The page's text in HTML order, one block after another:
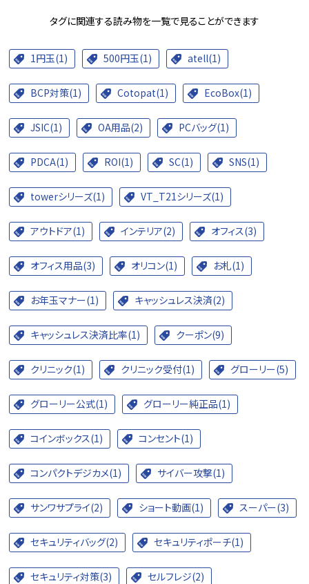
タグに関連する読み物を一覧で見ることができます
1円玉(1) 500円玉(1) atell(1)
BCP対策(1) Cotopat(1) EcoBox(1)
JSIC(1) OA用品(2) PCバッグ(1)
PDCA(1) ROI(1) SC(1) SNS(1)
towerシリーズ(1) VT_T21シリーズ(1)
アウトドア(1) インテリア(2) オフィス(3)
オフィス用品(3) オリコン(1) お札(1)
お年玉マナー(1) キャッシュレス決済(2)
キャッシュレス決済比率(1) クーポン(9)
クリニック(1) クリニック受付(1) グローリー(5)
グローリー公式(1) グローリー純正品(1)
コインボックス(1) コンセント(1)
コンパクトデジカメ(1) サイバー攻撃(1)
サンワサプライ(2) ショート動画(1) スーパー(3)
セキュリティバッグ(2) セキュリティポーチ(1)
セキュリティ対策(3) セルフレジ(2)